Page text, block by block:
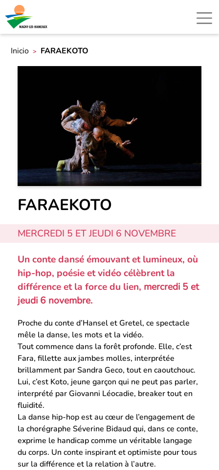
Inicio FARAEKOTO
FARAEKOTO
MERCREDI 5 ET JEUDI 6 NOVEMBRE
Un conte dansé émouvant et lumineux, où
hip-hop, poésie et vidéo célèbrent la
différence et la force du lien, mercredi 5 et
jeudi 6 novembre.
Proche du conte d’Hansel et Gretel, ce spectacle
mêle la danse, les mots et la vidéo.
Tout commence dans la forêt profonde. Elle, c’est
Fara, fillette aux jambes molles, interprétée
brillamment par Sandra Geco, tout en caoutchouc.
Lui, c’est Koto, jeune garçon qui ne peut pas parler,
interprété par Giovanni Léocadie, breaker tout en
fluidité.
La danse hip-hop est au cœur de l’engagement de
la chorégraphe Séverine Bidaud qui, dans ce conte,
exprime le handicap comme un véritable langage
du corps. Un conte inspirant et optimiste pour tous
sur la différence et la relation à l’autre.